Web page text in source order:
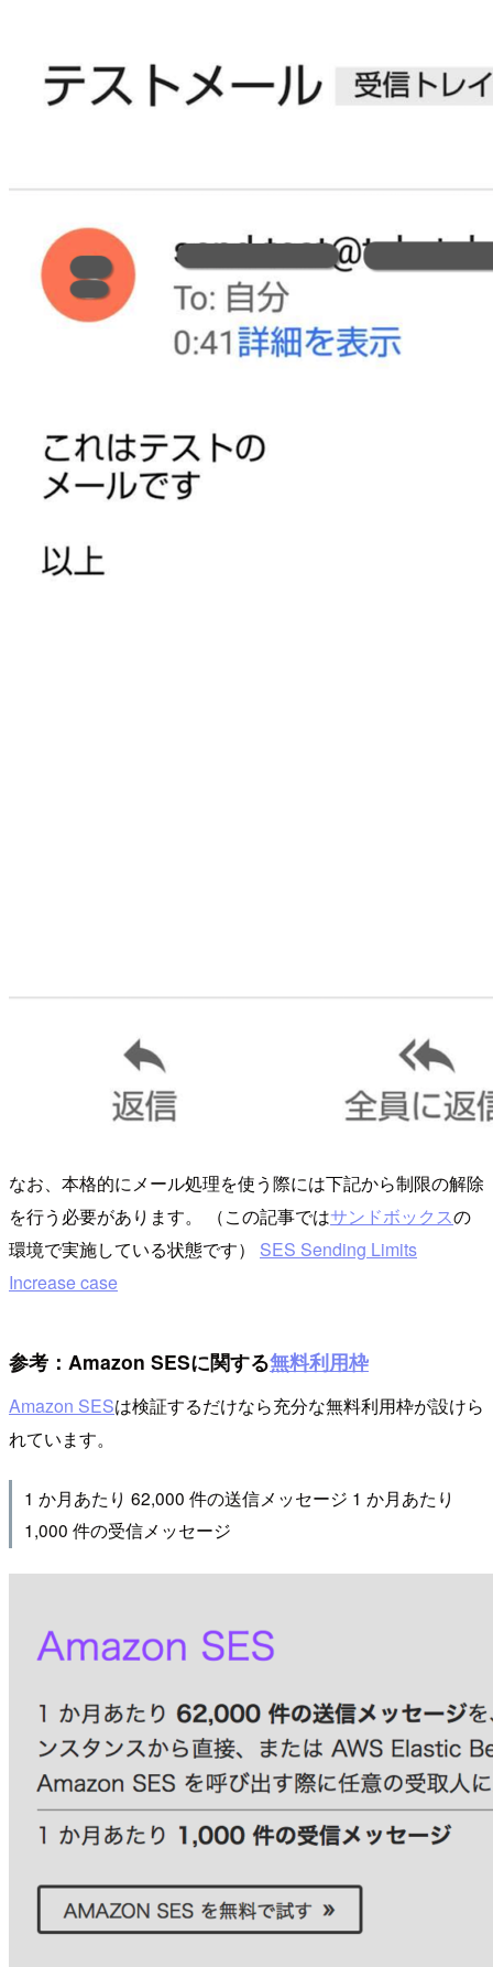
なお、本格的にメール処理を使う際には下記から制限の解除
を行う必要があります。 （この記事ではサンドボックスの
環境で実施している状態です） SES Sending Limits
Increase case
参考：Amazon SESに関する無料利用枠
Amazon SESは検証するだけなら充分な無料利用枠が設けら
れています。
1 か月あたり 62,000 件の送信メッセージ 1 か月あたり
1,000 件の受信メッセージ